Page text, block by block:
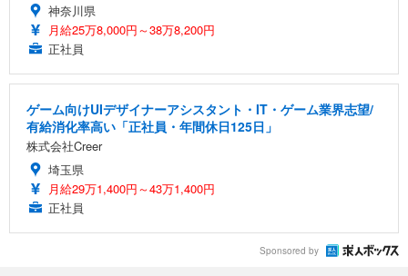
神奈川県
月給25万8,000円～38万8,200円
正社員
ゲーム向けUIデザイナーアシスタント・IT・ゲーム業界志望/
有給消化率高い「正社員・年間休日125日」
株式会社Creer
埼玉県
月給29万1,400円～43万1,400円
正社員
Sponsored by